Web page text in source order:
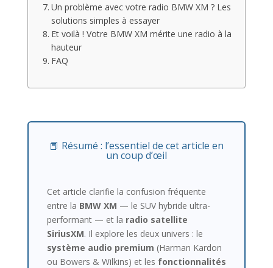
Un problème avec votre radio BMW XM ? Les
solutions simples à essayer
Et voilà ! Votre BMW XM mérite une radio à la
hauteur
FAQ
📕 Résumé : l’essentiel de cet article en
un coup d’œil
Cet article clarifie la confusion fréquente
entre la BMW XM — le SUV hybride ultra-
performant — et la radio satellite
SiriusXM. Il explore les deux univers : le
système audio premium (Harman Kardon
ou Bowers & Wilkins) et les fonctionnalités